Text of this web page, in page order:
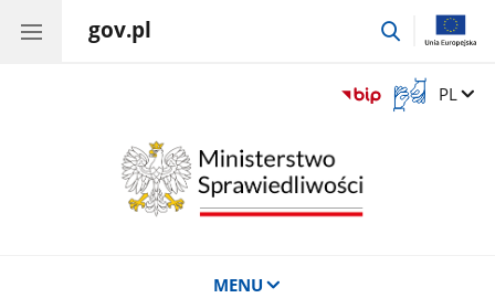
gov.pl
przejdź
Otwórz
okno
Zmień
PL
MENU